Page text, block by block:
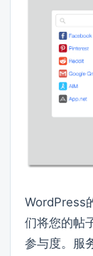
WordPress
们将您的帖
参与度。服